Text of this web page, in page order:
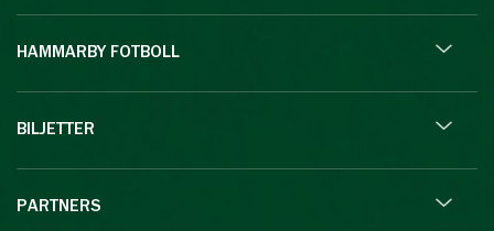
HAMMARBY FOTBOLL
BILJETTER
PARTNERS